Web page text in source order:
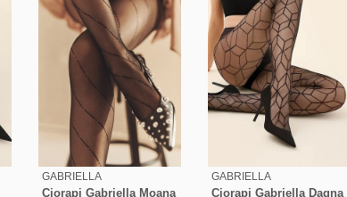
GABRIELLA
Ciorapi Gabriella Moana
GABRIELLA
Ciorapi Gabriella Dagna